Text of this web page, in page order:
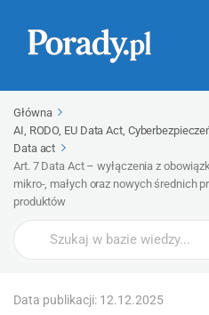
Główna
AI, RODO, EU Data Act,
Data act
Art. 7 Data Act – wyłączenia z
mikro-, małych oraz nowych średnich
produktów
Wyszukaj
Data publikacji: 12.12.2025